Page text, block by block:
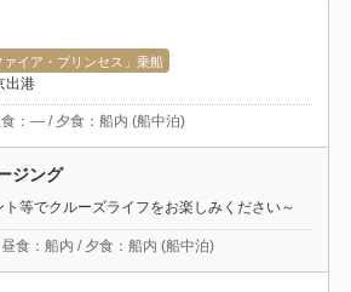
ァイア・プリンセス」乗船
出港
：― / 夕食：船内 (船中泊)
ジング
ト等でクルーズライフをお楽しみください～
食：船内 / 夕食：船内 (船中泊)